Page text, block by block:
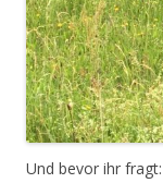
Und bevor ihr